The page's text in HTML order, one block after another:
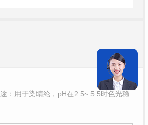
：用于染睛纶，pH在2.5~ 5.5时色光稳